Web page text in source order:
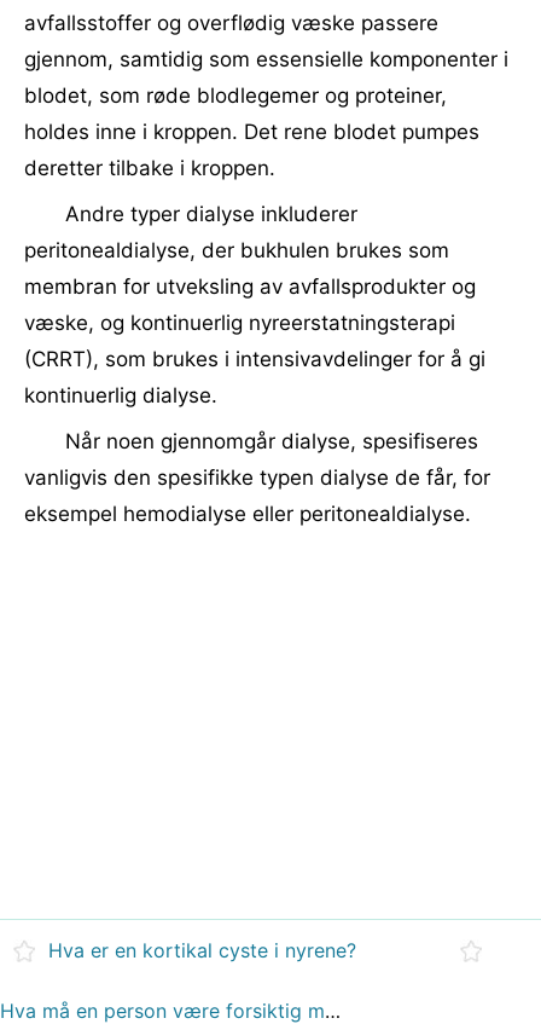
avfallsstoffer og overflødig væske passere
gjennom, samtidig som essensielle komponenter i
blodet, som røde blodlegemer og proteiner,
holdes inne i kroppen. Det rene blodet pumpes
deretter tilbake i kroppen.
Andre typer dialyse inkluderer
peritonealdialyse, der bukhulen brukes som
membran for utveksling av avfallsprodukter og
væske, og kontinuerlig nyreerstatningsterapi
(CRRT), som brukes i intensivavdelinger for å gi
kontinuerlig dialyse.
Når noen gjennomgår dialyse, spesifiseres
vanligvis den spesifikke typen dialyse de får, for
eksempel hemodialyse eller peritonealdialyse.
Hva er en kortikal cyste i nyrene?
Hva må en person være forsiktig med med en nyre?